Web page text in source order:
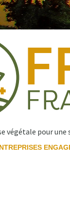
végétale pour